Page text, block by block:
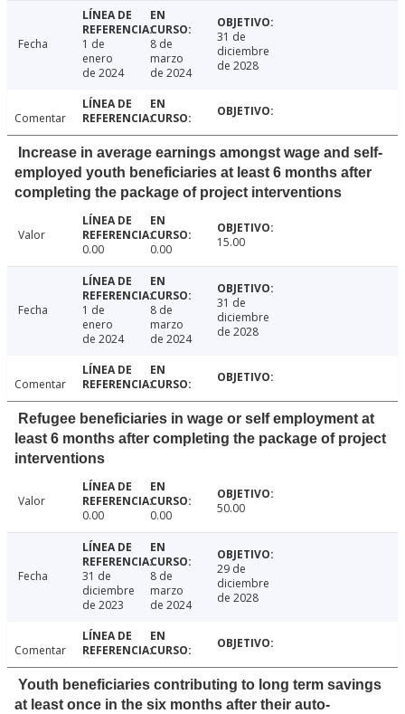
Fecha
1 de
enero
de 2024
8 de
marzo
de 2024
31 de
diciembre
de 2028
Comentar
Increase in average earnings amongst wage and self-
employed youth beneficiaries at least 6 months after
completing the package of project interventions
Valor
0.00
0.00 15.00
Fecha
1 de
enero
de 2024
8 de
marzo
de 2024
31 de
diciembre
de 2028
Comentar
Refugee beneficiaries in wage or self employment at
least 6 months after completing the package of project
interventions
Valor
0.00
0.00 50.00
Fecha
31 de
diciembre
de 2023
8 de
marzo
de 2024
29 de
diciembre
de 2028
Comentar
Youth beneficiaries contributing to long term savings
at least once in the six months after their auto-